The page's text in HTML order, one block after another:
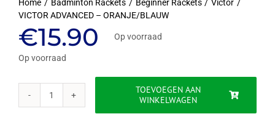
Home Badminton Rackets Beginner Rackets
Victor
VICTOR ADVANCED – ORANJE/BLAUW
€15.90 Op voorraad
Op voorraad
VICTOR
TOEVOEGEN AAN
WINKELWAGEN